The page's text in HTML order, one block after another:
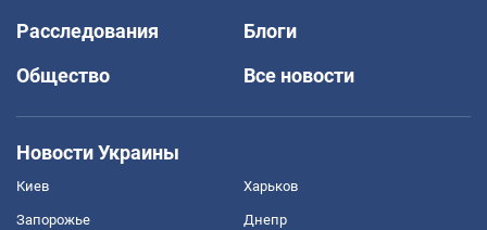
Расследования
Блоги
Общество
Все новости
Новости Украины
Киев Харьков
Запорожье Днепр